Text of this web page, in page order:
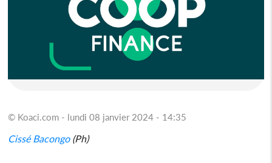
© Koaci.com - lundi 08 janvier 2024 - 14:35
Cissé Bacongo(Ph)